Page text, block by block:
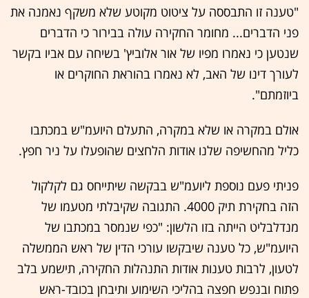
"טענה זו התבססה על ציטוט מקוטע שלא משקף נאמנה את
פני הדברים... מחומר החקירה עולה בבירור כי הדברים
שנטען כי נאמרו מפיו של אור אלוביץ' בשיחה עם אביו בקשר
לעורך דינו של האב, לא נאמרו בהוראת החוקרים או
ביוזמתם".
אולם במקרה או שלא במקרה, התעלם היועמ"ש במכתבו
כליל מהחשיפה שלנו אודות הלחצים שהופעלו על ניר חפץ.
פניתי פעם נוספת ליועמ"ש בבקשה שיתייחס גם לקלקול
הזה בחקירת תיק 4000. התגובה שקיבלתי מטעמו של
מנדלבליט הייתה בזו הלשון: "כפי שנמסר במכתבו של
היועמ"ש, כל טענה שיבקשו עורכי הדין של ראש הממשלה
לטעון, לרבות טענות אודות התנהלות החקירה, תישמע בלב
פתוח ובנפש חפצה בהליכי השימוע ותיבחן בכובד-ראש